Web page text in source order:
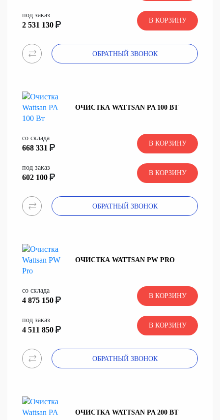
под заказ
2 531 130
В КОРЗИНУ
ОБРАТНЫЙ ЗВОНОК
ОЧИСТКА WATTSAN PA 100 ВТ
со склада
668 331
В КОРЗИНУ
под заказ
602 100
В КОРЗИНУ
ОБРАТНЫЙ ЗВОНОК
ОЧИСТКА WATTSAN PW PRO
со склада
4 875 150
В КОРЗИНУ
под заказ
4 511 850
В КОРЗИНУ
ОБРАТНЫЙ ЗВОНОК
ОЧИСТКА WATTSAN PA 200 ВТ